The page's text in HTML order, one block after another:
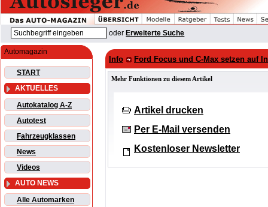
oder Erweiterte Suche
Automagazin
START
AKTUELLES
Autokatalog A-Z
Autotest
Fahrzeugklassen
News
Videos
AUTO NEWS
Alle Automarken
Info Ford Focus und C-Max setzen auf
Mehr Funktionen zu diesem Artikel
Artikel drucken
Per E-Mail versenden
Kostenloser Newsletter